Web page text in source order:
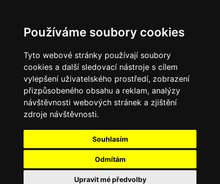
Používáme soubory cookies
Tyto webové stránky používají soubory
cookies a další sledovací nástroje s cílem
vylepšení uživatelského prostředí, zobrazení
přizpůsobeného obsahu a reklam, analýzy
návštěvnosti webových stránek a zjištění
zdroje návštěvnosti.
Souhlasím
Odmítám
Upravit mé předvolby